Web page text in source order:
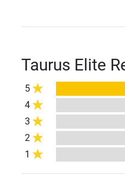
Taurus Elite
5
4
3
2
1